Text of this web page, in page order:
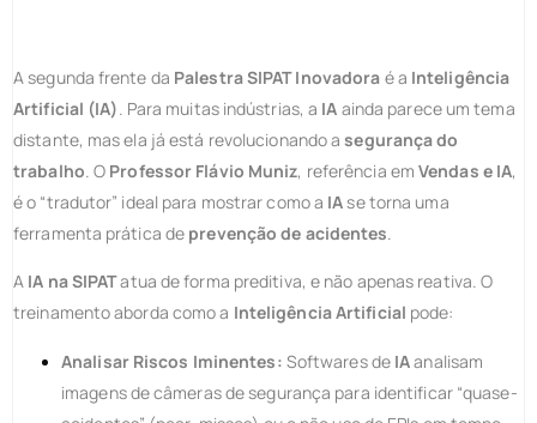
A segunda frente da Palestra SIPAT Inovadora é a Inteligência
Artificial (IA). Para muitas indústrias, a IA ainda parece um tema
distante, mas ela já está revolucionando asegurança do
trabalho. O Professor Flávio Muniz, referência emVendas e IA,
é o “tradutor” ideal para mostrar como a IAse torna uma
ferramenta prática de prevenção de acidentes.
A IA na SIPATatua de forma preditiva, e não apenas reativa. O
treinamento aborda como a Inteligência Artificial pode:
Analisar Riscos Iminentes: Softwares de IAanalisam
imagens de câmeras de segurança para identificar “quase-